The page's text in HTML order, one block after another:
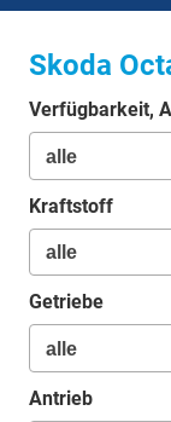
Skoda
Verfügbarkeit,
Kraftstoff
Getriebe
Antrieb